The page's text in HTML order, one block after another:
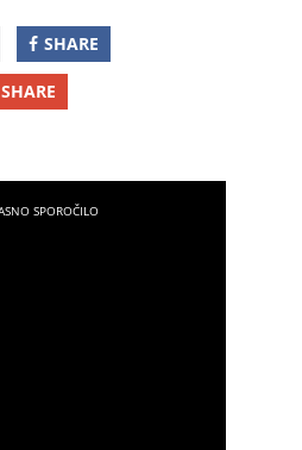
SHARE
SHARE